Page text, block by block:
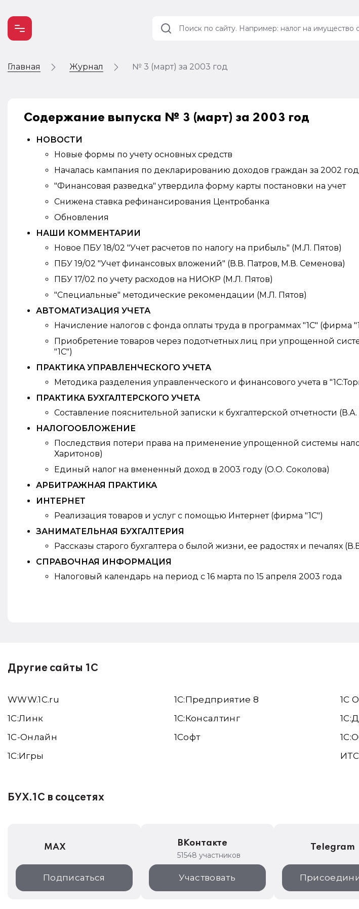
Главная Журнал № 3 (март) за 2003 год
Содержание выпуска № 3 (март) за 2003 год
НОВОСТИ
Новые формы по учету основных средств
Началась кампания по декларированию доходов граждан за 2002 год
"Финансовая разведка" утвердила форму карты постановки на учет
Снижена ставка рефинансирования Центробанка
Обновления
НАШИ КОММЕНТАРИИ
Новое ПБУ 18/02 "Учет расчетов по налогу на прибыль" (М.Л. Пятов)
ПБУ 19/02 "Учет финансовых вложений" (В.В. Патров, М.В. Семенова)
ПБУ 17/02 по учету расходов на НИОКР (М.Л. Пятов)
"Специальные" методические рекомендации (М.Л. Пятов)
АВТОМАТИЗАЦИЯ УЧЕТА
Начисление налогов с фонда оплаты труда в программах "1С" (фирма
Приобретение товаров через подотчетных лиц при упрощенной
"1С")
ПРАКТИКА УПРАВЛЕНЧЕСКОГО УЧЕТА
Методика разделения управленческого и финансового учета в
ПРАКТИКА БУХГАЛТЕРСКОГО УЧЕТА
Составление пояснительной записки к бухгалтерской отчетности
НАЛОГООБЛОЖЕНИЕ
Последствия потери права на применение упрощенной системы
Харитонов)
Единый налог на вмененный доход в 2003 году (О.О. Соколова)
АРБИТРАЖНАЯ ПРАКТИКА
ИНТЕРНЕТ
Реализация товаров и услуг с помощью Интернет (фирма "1С")
ЗАНИМАТЕЛЬНАЯ БУХГАЛТЕРИЯ
Рассказы старого бухгалтера о былой жизни, ее радостях и печалях
СПРАВОЧНАЯ ИНФОРМАЦИЯ
Налоговый календарь на период с 16 марта по 15 апреля 2003 года
Другие сайты 1С
WWW.1С.ru
1С:Линк
1С-Онлайн
1C:Игры
1С:Предприятие 8
1С:Консалтинг
1Софт
1С
БУХ.1С в соцсетях
MAX
Подписаться
ВКонтакте
51548 участников
Участвовать
Telegram
Учет и